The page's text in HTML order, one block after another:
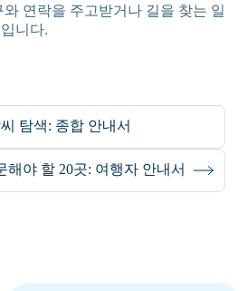
연락을 주고받거나 길을 찾는 일
니다.
탐색: 종합 안내서
해야 할 20곳: 여행자 안내서